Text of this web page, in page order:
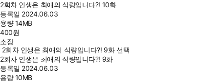
2회차 인생은 최애의 식량입니다?! 10화
등록일 2024.06.03
용량14MB
400원
소장
2회차 인생은 최애의 식량입니다?! 9화 선택
2회차 인생은 최애의 식량입니다?! 9화
등록일 2024.06.03
용량10MB